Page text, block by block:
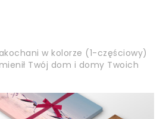
w kolorze (1-częściowy)
Twój dom i domy Twoich